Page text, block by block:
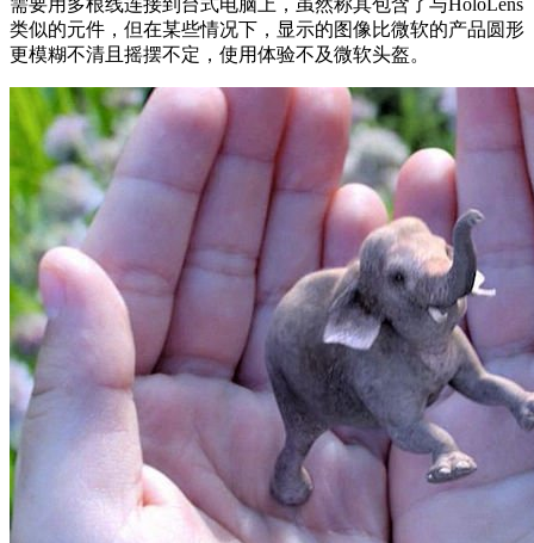
需要用多根线连接到台式电脑上，虽然称其包含了与HoloLens
类似的元件，但在某些情况下，显示的图像比微软的产品圆形
更模糊不清且摇摆不定，使用体验不及微软头盔。